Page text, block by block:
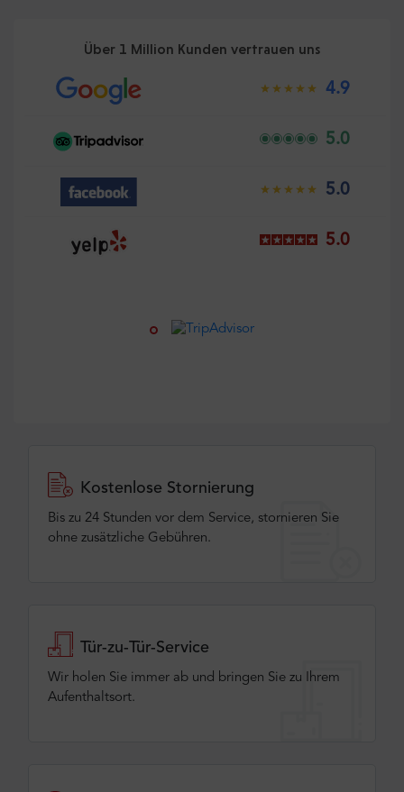
Über 1 Million Kunden vertrauen uns
4.9
5.0
5.0
5.0
Kostenlose Stornierung
Bis zu 24 Stunden vor dem Service, stornieren Sie
ohne zusätzliche Gebühren.
Tür-zu-Tür-Service
Wir holen Sie immer ab und bringen Sie zu Ihrem
Aufenthaltsort.